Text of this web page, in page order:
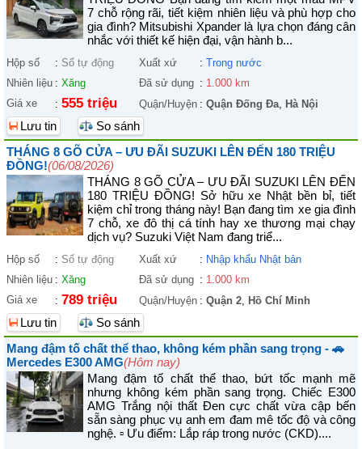
7 chỗ rộng rãi, tiết kiệm nhiên liệu và phù hợp cho
gia đình? Mitsubishi Xpander là lựa chọn đáng cân
nhắc với thiết kế hiện đại, vận hành b...
Hộp số : Số tự động Xuất xứ : Trong nước
Nhiên liệu : Xăng Đã sử dụng : 1.000 km
Giá xe
: 555 triệu Quận/Huyện : Quận Đống Đa, Hà Nội
Lưu tin
So sánh
THÁNG 8 GÕ CỬA – ƯU ĐÃI SUZUKI LÊN ĐẾN 180 TRIỆU
ĐỒNG!(06/08/2026)
THÁNG 8 GÕ CỬA – ƯU ĐÃI SUZUKI LÊN ĐẾN
180 TRIỆU ĐỒNG! Sở hữu xe Nhật bền bỉ, tiết
kiệm chỉ trong tháng này! Bạn đang tìm xe gia đình
7 chỗ, xe đô thị cá tính hay xe thương mại chạy
dịch vụ? Suzuki Việt Nam đang triể...
Hộp số : Số tự động Xuất xứ : Nhập khẩu Nhật bản
Nhiên liệu : Xăng Đã sử dụng : 1.000 km
Giá xe
: 789 triệu Quận/Huyện : Quận 2, Hồ Chí Minh
Lưu tin
So sánh
Mang đậm tố chất thể thao, không kém phần sang trọng - 🚗
Mercedes E300 AMG(Hôm nay)
Mang đậm tố chất thể thao, bứt tốc mạnh mẽ
nhưng không kém phần sang trọng. Chiếc E300
AMG Trắng nội thất Đen cực chất vừa cập bến
sẵn sàng phục vụ anh em đam mê tốc độ và công
nghệ. ▫ Ưu điểm: Lắp ráp trong nước (CKD)....